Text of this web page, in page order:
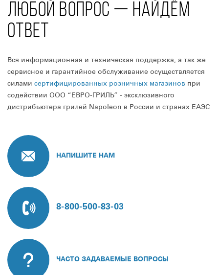
ЛЮБОЙ ВОПРОС — НАЙДЁМ
ОТВЕТ
Вся информационная и техническая поддержка, а так же
сервисное и гарантийное обслуживание осуществляется
силами сертифицированных розничных магазинов при
содействии ООО “ЕВРО-ГРИЛЬ” - эксклюзивного
дистрибьютера грилей Napoleon в России и странах ЕАЭС
НАПИШИТЕ НАМ
8-800-500-83-03
ЧАСТО ЗАДАВАЕМЫЕ ВОПРОСЫ